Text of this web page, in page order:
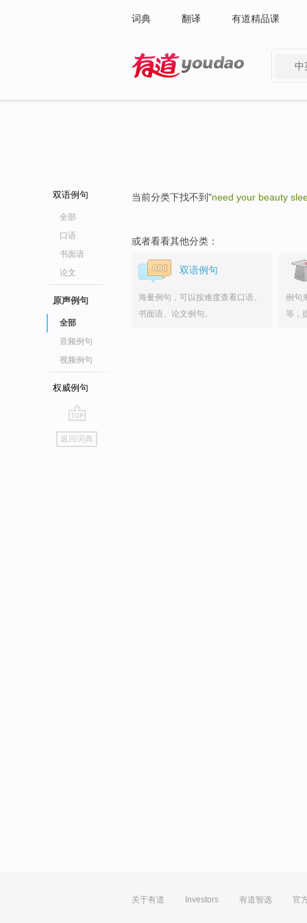
词典 翻译 有道精品课
中
双语例句
全部
口语
书面语
论文
原声例句
全部
音频例句
视频例句
权威例句
go
top
返回词典
当前分类下找不到"need your beauty
或者看看其他分类：
双语例句
海量例句，可以按难度查看口语、
书面语、论文例句。
例句
等，
关于有道 Investors 有道智选 官